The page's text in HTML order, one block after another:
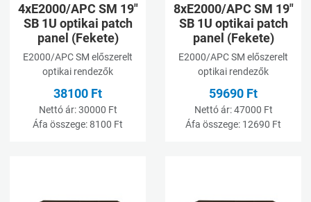
4xE2000/APC SM 19"
SB 1U optikai patch
panel (Fekete)
E2000/APC SM előszerelt
optikai rendezők
38100 Ft
Nettó ár:30000 Ft
Áfa összege:8100 Ft
8xE2000/APC SM 19"
SB 1U optikai patch
panel (Fekete)
E2000/APC SM előszerelt
optikai rendezők
59690 Ft
Nettó ár:47000 Ft
Áfa összege: 12690 Ft